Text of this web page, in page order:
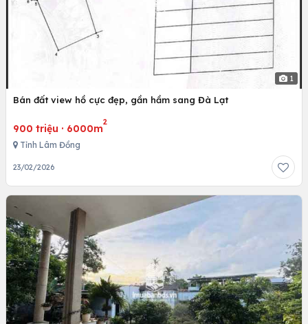
1
Bán đất view hồ cực đẹp, gần hầm sang Đà Lạt
900 triệu · 6000m
2
Tỉnh Lâm Đồng
23/02/2026